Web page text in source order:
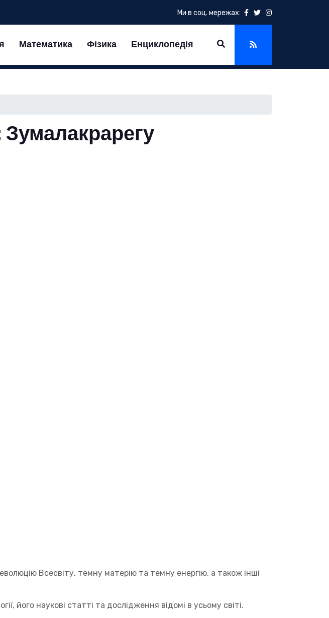
Ми в соц. мережах:
Математика Фізика Енциклопедія
Зумалакрарегу
Всесвіту, темну матерію та темну енергію, а також інші
його наукові статті та дослідження відомі в усьому світі.